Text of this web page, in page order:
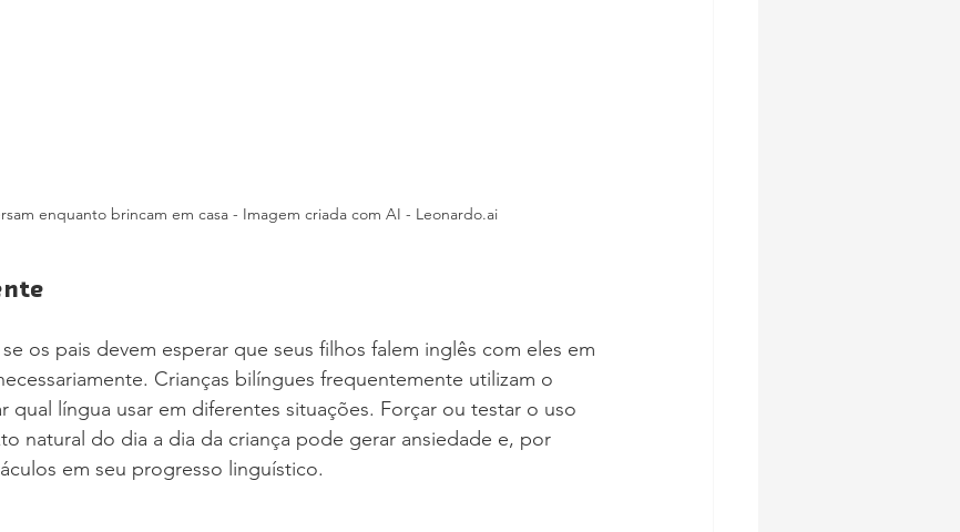
enquanto brincam em casa - Imagem criada com AI - Leonardo.ai
os pais devem esperar que seus filhos falem inglês com eles em
Crianças bilíngues frequentemente utilizam o
qual língua usar em diferentes situações. Forçar ou testar o uso
natural do dia a dia da criança pode gerar ansiedade e, por
em seu progresso linguístico.